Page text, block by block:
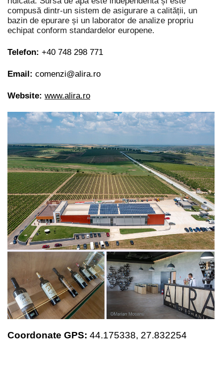
compusă dintr-un sistem de asigurare a calității, un
bazin de epurare și un laborator de analize propriu
echipat conform standardelor europene.
Telefon: +40 748 298 771
Email: comenzi@alira.ro
Website: www.alira.ro
Coordonate GPS: 44.175338, 27.832254